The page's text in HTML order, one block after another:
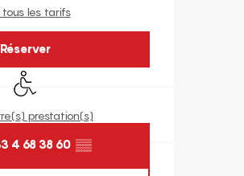
tous les tarifs
Réserver
Accès handicapés
prestation(s)
4 68 38 60 ▒▒